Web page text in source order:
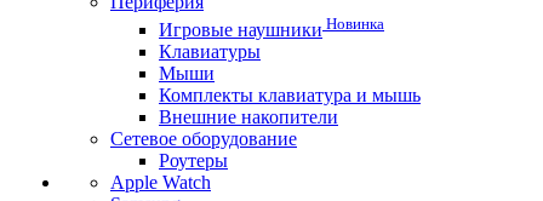
Игровые наушники Новинка
Клавиатуры
Мыши
Комплекты клавиатура и мышь
Внешние накопители
Сетевое оборудование
Роутеры
Apple Watch